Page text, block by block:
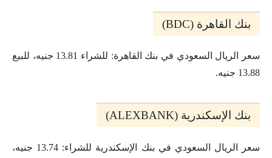
بنك القاهرة (BDC)
سعر الريال السعودي في بنك القاهرة: للشراء 13.81 جنيه، للبيع
13.88 جنيه.
بنك الإسكندرية (ALEXBANK)
سعر الريال السعودي في بنك الإسكندرية للشراء: 13.74 جنيه،